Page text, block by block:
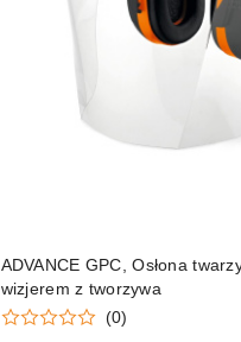
ADVANCE GPC, Osłona
wizjerem z tworzywa
(0)